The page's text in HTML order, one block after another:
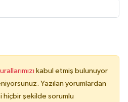
kabul etmiş bulunuyor
Yazılan yorumlardan
hiçbir şekilde sorumlu